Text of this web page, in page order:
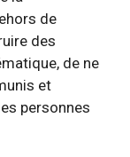
de
des
de ne
et
personnes